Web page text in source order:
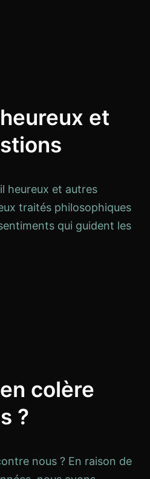
et
heureux et autres
traités philosophiques
qui guident les
colère
?
nous ? En raison de